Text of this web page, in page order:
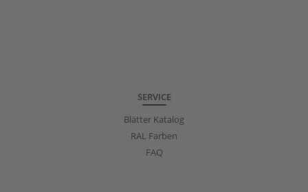
SERVICE
Blätter Katalog
RAL Farben
FAQ